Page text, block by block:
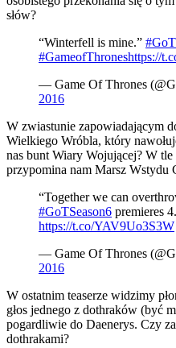
słów?
“Winterfell is mine.”
#GameofThroneshttps://
— Game Of Thrones
2016
W zwiastunie zapowiadającym
Wielkiego Wróbla, który
nas bunt Wiary Wojującej? W
przypomina nam Marsz Wstydu
“Together we can
#GoTSeason6 premieres
https://t.co/YAV9Uo3S3W
— Game Of Thrones
2016
W ostatnim teaserze widzimy
głos jednego z dothraków (być
pogardliwie do Daenerys. Czy
dothrakami?